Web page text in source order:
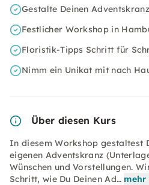
Gestalte Deinen Adventskranz
Festlicher Workshop in
Floristik-Tipps Schritt für
Nimm ein Unikat mit nach
Über diesen Kurs
In diesem Workshop gestaltest
eigenen Adventskranz
Wünschen und Vorstellungen.
Schritt, wie Du Deinen Ad… mehr